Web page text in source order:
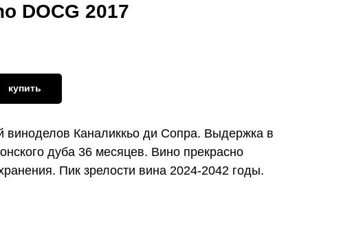
DOCG 2017
купить
виноделов Каналиккьо ди Сопра. Выдержка в
дуба 36 месяцев. Вино прекрасно
Пик зрелости вина 2024-2042 годы.